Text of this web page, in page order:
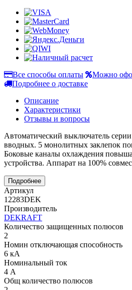
Все способы оплаты
Можно
Подробнее о доставке
Описание
Характеристики
Отзывы и вопросы
Автоматический выключатель
вводных. 5 монолитных заклепок
Боковые каналы охлаждения
устройства. Аппарат на 100%
Подробнее
Артикул
12283DEK
Производитель
DEKRAFT
Количество защищенных полюсов
2
Номин отключающая способность
6 кА
Номинальный ток
4 А
Общ количество полюсов